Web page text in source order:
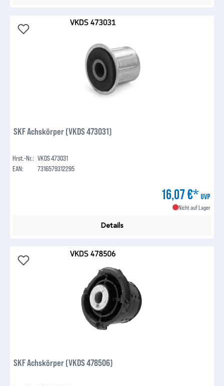
SKF Achskörper (VKDS 473031)
Hrst.-Nr.: VKDS 473031
EAN:
7316579312295
16,07 €* UVP
Nicht auf Lager
Details
SKF Achskörper (VKDS 478506)